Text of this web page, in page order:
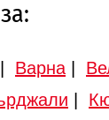
Варна